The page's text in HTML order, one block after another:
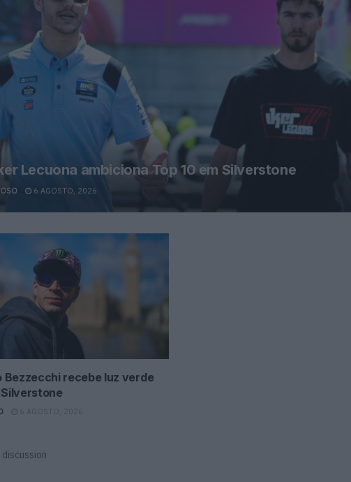
Lecuona ambiciona Top 10 em Silverstone
6 AGOSTO, 2026
Bezzecchi recebe luz verde
6 AGOSTO, 2026